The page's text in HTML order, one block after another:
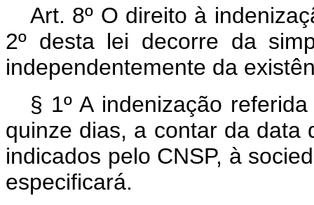
Art. 8º O direito à
2º desta lei decorre da
independentemente da
§ 1º A indenização
quinze dias, a contar da data
indicados pelo CNSP, à
especificará.